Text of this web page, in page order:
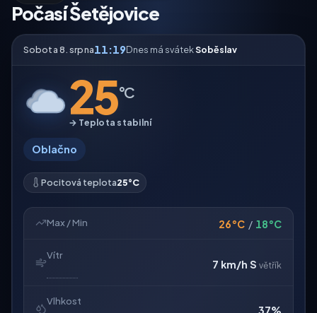
Počasí Šetějovice
Sobota 8. srpna11:19Dnes má svátekSoběslav
25°C
→ Teplota stabilní
Oblačno
Pocitová teplota25°C
Max / Min 26°C / 18°C
Vítr
7 km/h S větřík
Vlhkost